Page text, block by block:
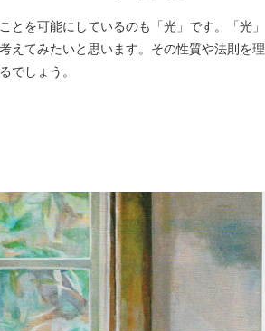
を可能にしているのも「光」です。「光」
てみたいと思います。その性質や法則を理
でしょう。